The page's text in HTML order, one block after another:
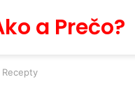
a Prečo?
Recepty